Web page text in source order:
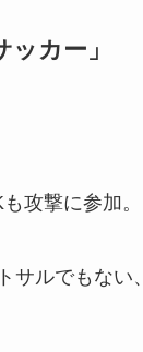
ッカー」
攻撃に参加。
サルでもない、